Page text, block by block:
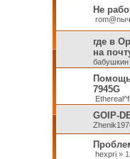
Не
rom@nыч
где в
на
бабушкин
Помощь
7945G
GOIP-
hexpri»